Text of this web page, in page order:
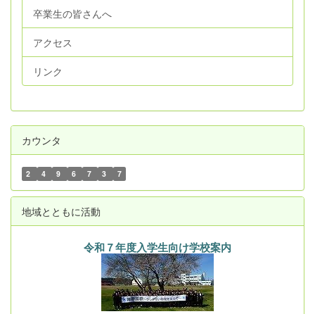
卒業生の皆さんへ
アクセス
リンク
カウンタ
2 4 9 6 7 3 7
地域とともに活動
令和７年度入学生向け学校案内